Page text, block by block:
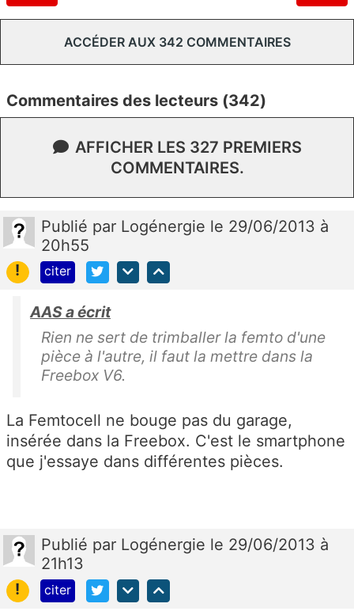
ACCÉDER AUX 342 COMMENTAIRES
Commentaires des lecteurs (342)
AFFICHER LES 327 PREMIERS
COMMENTAIRES.
Publié par Logénergie le 29/06/2013 à
20h55
!
citer
AAS a écrit
Rien ne sert de trimballer la femto d'une
pièce à l'autre, il faut la mettre dans la
Freebox V6.
La Femtocell ne bouge pas du garage,
insérée dans la Freebox. C'est le smartphone
que j'essaye dans différentes pièces.
Publié par Logénergie le 29/06/2013 à
21h13
!
citer